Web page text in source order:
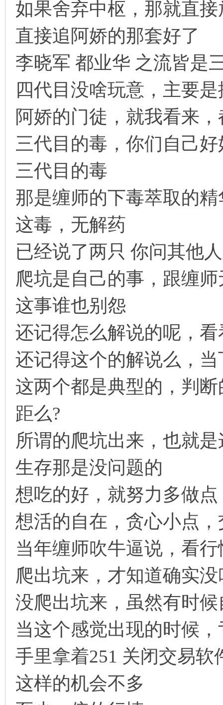
如果舍弃中枢，那就直
直接追阿娇的那套好了
李晓军 都业华 之流皆是
四代目没啥玩意，主要
阿娇的门徒，就我看来
三代目的毒，你们自己
三代目的毒
那是缠师的下毒萃取的精
这毒，无解药
已经说了两只 你问其他
爬坑是自己的事，跟缠
这事谁也别怨
还记得怎么解说的呢，
还记得这个的解说么，
这两个都是典型的，判
距么?
所谓的爬坑出来，也就
生存那是没问题的
想吃的好，就努力多做点
想活的自在，贪心小点
当年缠师吹牛逼说，看
爬出坑来，才知道确实
没爬出坑来，虽然有时
当这个感觉出现的时候
手里拿着251 关闭交易软
这样的机会不多